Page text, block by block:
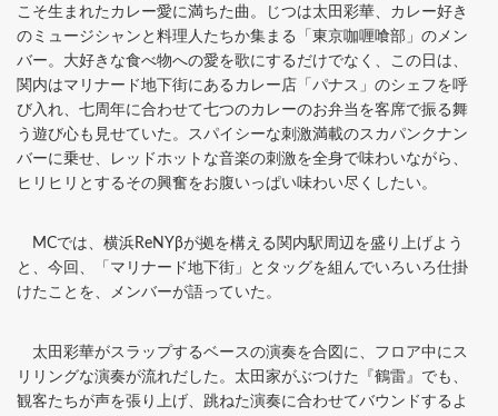
こそ生まれたカレー愛に満ちた曲。じつは太田彩華、カレー好き
のミュージシャンと料理人たちか集まる「東京咖喱喰部」のメン
バー。大好きな食べ物への愛を歌にするだけでなく、この日は、
関内はマリナード地下街にあるカレー店「パナス」のシェフを呼
び入れ、七周年に合わせて七つのカレーのお弁当を客席で振る舞
う遊び心も見せていた。スパイシーな刺激満載のスカパンクナン
バーに乗せ、レッドホットな音楽の刺激を全身で味わいながら、
ヒリヒリとするその興奮をお腹いっぱい味わい尽くしたい。
MCでは、横浜ReNYβが拠を構える関内駅周辺を盛り上げよう
と、今回、「マリナード地下街」とタッグを組んでいろいろ仕掛
けたことを、メンバーが語っていた。
太田彩華がスラップするベースの演奏を合図に、フロア中にス
リリングな演奏が流れだした。太田家がぶつけた『鶴雷』でも、
観客たちが声を張り上げ、跳ねた演奏に合わせてバウンドするよ